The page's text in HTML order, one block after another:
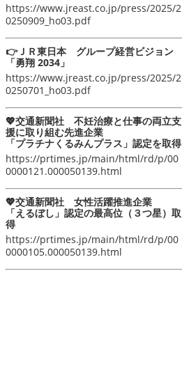
https://www.jreast.co.jp/press/2025/2
0250909_ho03.pdf
👉ＪＲ東日本 グループ経営ビジョン
「勇翔 2034」
https://www.jreast.co.jp/press/2025/2
0250701_ho03.pdf
💖交通新聞社 不妊治療と仕事の両立支
援に取り組む先進企業
「プラチナくるみんプラス」認定を取得
https://prtimes.jp/main/html/rd/p/00
0000121.000050139.html
💖交通新聞社 女性活躍推進企業
「えるぼし」認定の最高位（３つ星）取
得
https://prtimes.jp/main/html/rd/p/00
0000105.000050139.html